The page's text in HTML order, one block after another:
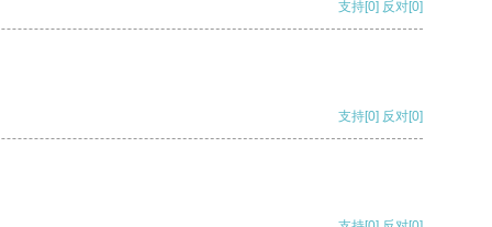
支持[0] 反对[0]
支持[0] 反对[0]